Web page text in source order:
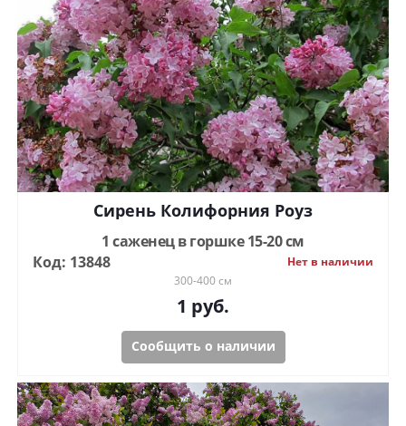
Сирень Колифорния Роуз
1 саженец в горшке 15-20 см
Код: 13848
Нет в наличии
300-400 см
1 руб.
Сообщить о наличии